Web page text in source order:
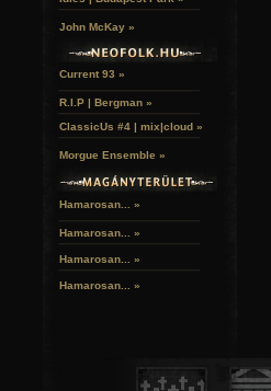
PÉNTEK (március 4.)
21:00 - 23:20
22:00 - 00:35 Vérző olaj
16:30 - 18:30
20:15 - 22:00 Sin City:
23:45 - 01:55 Ellenség a
01:15 - 04:00 A
VASÁRNAP (március 6.)
20:00 - 22:10 Hosszú
CSÜTÖRTÖK (február
John McKay »
Current 93 »
R.I.P | Bergman »
ClassicUs #4 | mix|cloud »
Morgue Ensemble »
Hamarosan... »
Hamarosan... »
Hamarosan... »
Hamarosan... »